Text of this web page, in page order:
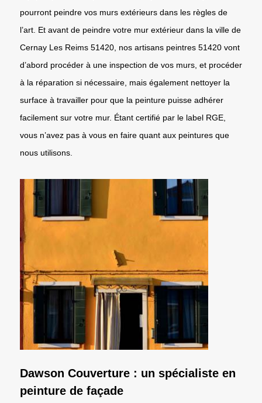
pourront peindre vos murs extérieurs dans les règles de
l’art. Et avant de peindre votre mur extérieur dans la ville de
Cernay Les Reims 51420, nos artisans peintres 51420 vont
d’abord procéder à une inspection de vos murs, et procéder
à la réparation si nécessaire, mais également nettoyer la
surface à travailler pour que la peinture puisse adhérer
facilement sur votre mur. Étant certifié par le label RGE,
vous n’avez pas à vous en faire quant aux peintures que
nous utilisons.
Dawson Couverture : un spécialiste en
peinture de façade